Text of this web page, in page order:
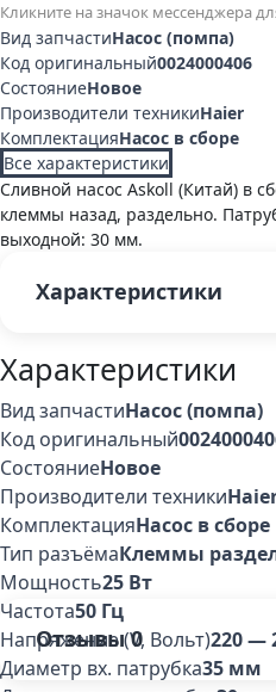
Кликните на значок мессенджера
Вид запчастиНасос (помпа)
Код оригинальный0024000406
СостояниеНовое
Производители техникиHaier
КомплектацияНасос в сборе
Все характеристики
Сливной насос Askoll (Китай) в
клеммы назад, раздельно.
выходной: 30 мм.
Характеристики
Характеристики
Вид запчастиНасос (помпа)
Код оригинальный
СостояниеНовое
Производители техники
КомплектацияНасос в сборе
Тип разъёмаКлеммы
Мощность25 Вт
Частота50 Гц
Напряжение (V, Вольт)220 —
Диаметр вх. патрубка35 мм
Отзывы0